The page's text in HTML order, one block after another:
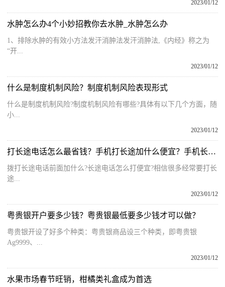
2023/01/12
水肿怎么办4个小妙招教你去水肿_水肿怎么办
1、排除水肿的有效小方法发汗消肿法发汗消肿法,《内经》称之为
“开...
2023/01/12
什么是制度机制风险？制度机制风险表现形式
什么是制度机制风险?制度机制风险有哪些?具体有以下几个方面，随
小...
2023/01/12
打长途电话怎么最省钱？手机打长途加什么便宜？手机长途收费标准
拨打长途电话前面加什么?长途电话怎么打便宜?相信很多经常要打长
途...
2023/01/12
粤贵银开户要多少钱？粤贵银最低要多少钱才可以做？
粤贵银开设了好多个种类：粤贵银商品设三个种类，即粤贵银
Ag9999、...
2023/01/12
水果市场春节旺销，柑橘类礼盒成为首选